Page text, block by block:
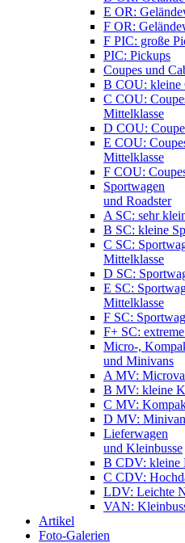
E OR:
F OR:
F PIC: große
PIC: Pickups
Coupes und
B COU: kleine
C COU:
Mittelklasse
D COU:
E COU:
Mittelklasse
F COU:
Sportwagen
und Roadster
A SC: sehr
B SC: kleine
C SC:
Mittelklasse
D SC:
E SC:
Mittelklasse
F SC:
F+ SC:
Micro-,
und Minivans
A MV:
B MV: kleine
C MV:
D MV:
Lieferwagen
und Kleinbusse
B CDV: kleine
C CDV:
LDV: Leichte
VAN:
Artikel
Foto-Galerien